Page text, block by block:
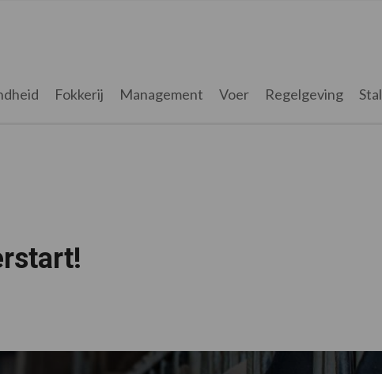
Fokkerij Management Voer Regelgeving Stal